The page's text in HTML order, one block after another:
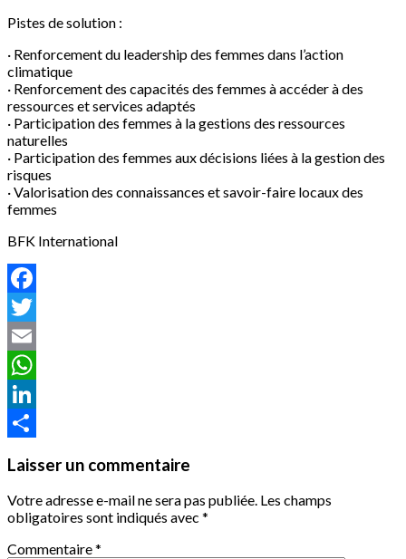
Pistes de solution :
· Renforcement du leadership des femmes dans l’action
climatique
· Renforcement des capacités des femmes à accéder à des
ressources et services adaptés
· Participation des femmes à la gestions des ressources
naturelles
· Participation des femmes aux décisions liées à la gestion des
risques
· Valorisation des connaissances et savoir-faire locaux des
femmes
BFK International
Facebook
Twitter
Email
WhatsApp
LinkedIn
Laisser un commentaire
Votre adresse e-mail ne sera pas publiée. Les champs
obligatoires sont indiqués avec *
Commentaire*